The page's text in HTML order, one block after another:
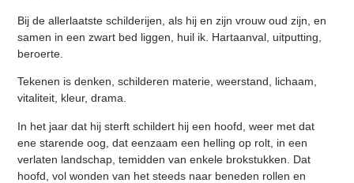
Bij de allerlaatste schilderijen, als hij en zijn vrouw oud zijn, en
samen in een zwart bed liggen, huil ik. Hartaanval, uitputting,
beroerte.
Tekenen is denken, schilderen materie, weerstand, lichaam,
vitaliteit, kleur, drama.
In het jaar dat hij sterft schildert hij een hoofd, weer met dat
ene starende oog, dat eenzaam een helling op rolt, in een
verlaten landschap, temidden van enkele brokstukken. Dat
hoofd, vol wonden van het steeds naar beneden rollen en